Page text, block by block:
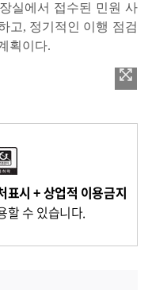
실에서 접수된 민원 사
고, 정기적인 이행 점검
획이다.
시 + 상업적 이용금지
할 수 있습니다.